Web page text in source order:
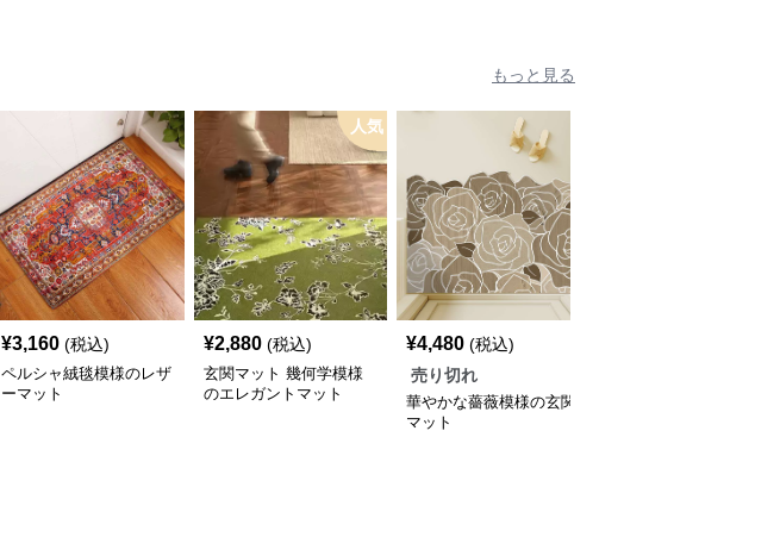
もっと見る
¥3,160 (税込)
ペルシャ絨毯模様のレザ
ーマット
人気
¥2,880 (税込)
玄関マット 幾何学模様
のエレガントマット
¥4,480 (税込)
売り切れ
華やかな薔薇模様の玄関
マット